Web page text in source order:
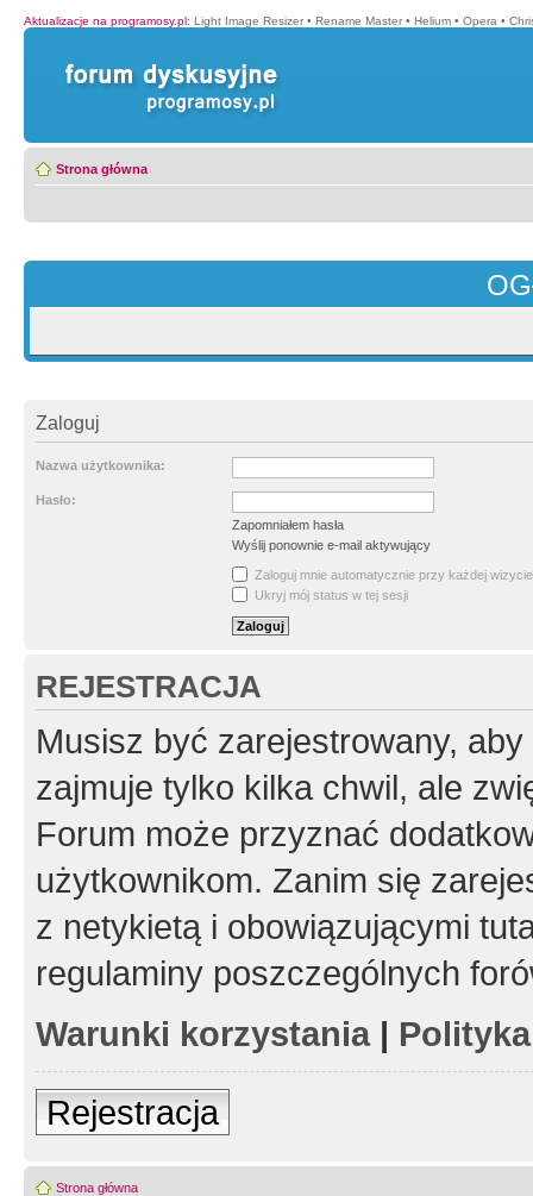
Aktualizacje na programosy.pl: Light Image Resizer • Rename Master • Helium • Opera •
Strona główna
Zaloguj
Nazwa użytkownika:
Hasło:
Zapomniałem hasła
Wyślij ponownie e-mail aktywujący
Zaloguj mnie automatycznie przy każdej wizycie
Ukryj mój status w tej sesji
REJESTRACJA
Musisz być zarejestrowany,
zajmuje tylko kilka chwil, ale
Forum może przyznać
użytkownikom. Zanim się
z netykietą i obowiązującymi
regulaminy poszczególnych
Warunki korzystania|
Rejestracja
Strona główna